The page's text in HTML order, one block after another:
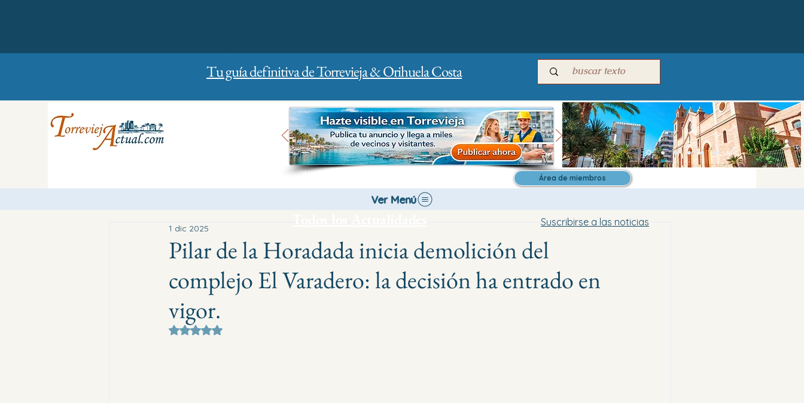
Tu guía definitiva de Torrevieja & Orihuela Costa
Área de miembros
Ver Menú
Pilar de la Horadada inicia demolición del
complejo El Varadero: la decisión ha entrado en
vigor.
1 dic 2025
Obtuvo NaN de 5 estrellas.
Todos los Actualidades Suscribirse a las noticias